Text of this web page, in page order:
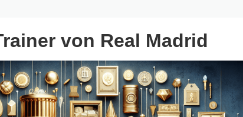
von Real Madrid